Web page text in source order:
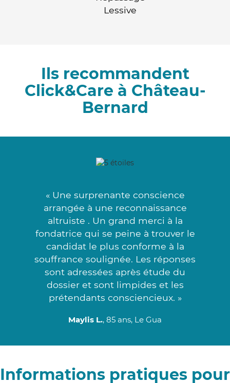
Lessive
Ils recommandent
Click&Care à Château-
Bernard
« Une surprenante conscience
arrangée à une reconnaissance
altruiste . Un grand merci à la
fondatrice qui se peine à trouver le
candidat le plus conforme à la
souffrance soulignée. Les réponses
sont adressées après étude du
dossier et sont limpides et les
prétendants consciencieux. »
Maylis L., 85 ans, Le Gua
Informations pratiques pour